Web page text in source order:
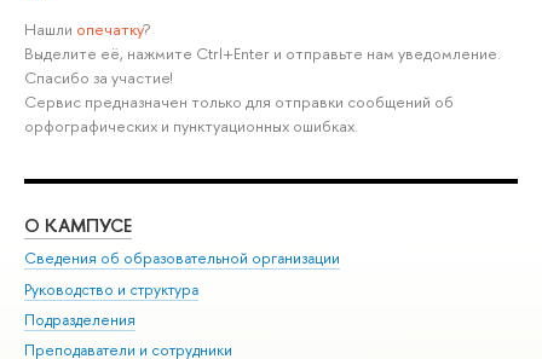
Нашли опечатку?
Выделите её, нажмите Ctrl+Enter и отправьте нам уведомление.
Спасибо за участие!
Сервис предназначен только для отправки сообщений об
орфографических и пунктуационных ошибках.
О КАМПУСЕ
Сведения об образовательной организации
Руководство и структура
Подразделения
Преподаватели и сотрудники